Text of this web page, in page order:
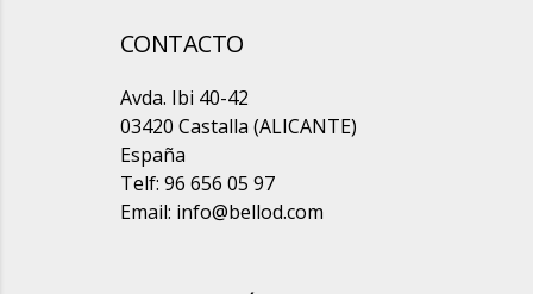
CONTACTO
Avda. Ibi 40-42
03420 Castalla (ALICANTE)
España
Telf: 96 656 05 97
Email: info@bellod.com